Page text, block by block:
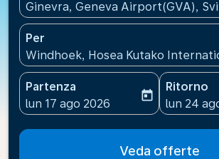
Ginevra, Geneva Airport(GVA),
Per
Windhoek, Hosea Kutako
Partenza
fc-booking-departure-date-aria-
lun 17 ago 2026
today
Ritorno
fc-
lun 24
Veda offerte